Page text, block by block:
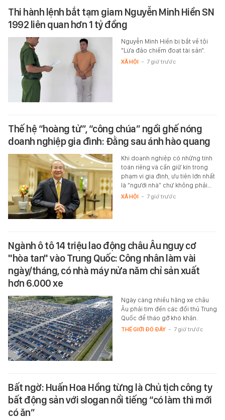
Thi hành lệnh bắt tạm giam Nguyễn Minh Hiền SN
1992 liên quan hơn 1 tỷ đồng
Nguyễn Minh Hiền bị bắt về tội
"Lừa đảo chiếm đoạt tài sản".
XÃ HỘI - 7 giờ trước
Thế hệ “hoàng tử”, “công chúa” ngồi ghế nóng
doanh nghiệp gia đình: Đằng sau ánh hào quang
Khi doanh nghiệp có những tính
toán riêng và cần giữ kín trong
phạm vi gia đình, ưu tiên lớn nhất
là “người nhà” chứ không phải…
XÃ HỘI - 7 giờ trước
Ngành ô tô 14 triệu lao động châu Âu nguy cơ
"hòa tan" vào Trung Quốc: Công nhân làm vài
ngày/tháng, có nhà máy nửa năm chỉ sản xuất
hơn 6.000 xe
Ngày càng nhiều hãng xe châu
Âu phải tìm đến các đối thủ Trung
Quốc để tháo gỡ khó khăn.
THẾ GIỚI ĐÓ ĐÂY - 7 giờ trước
Bất ngờ: Huấn Hoa Hồng từng là Chủ tịch công ty
bất động sản với slogan nổi tiếng “có làm thì mới
có ăn”